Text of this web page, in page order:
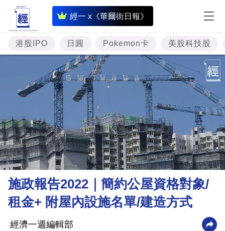
經一 x《華爾街日報》
即
時
財
經
專
題
投
資
樓
市
理
財
商
業
港股IPO 日圓 Pokemon卡 美股科技股
施政報告2022｜簡約公屋資格對象/
租金+ 附屋內設施名單/建造方式
經濟一週編輯部